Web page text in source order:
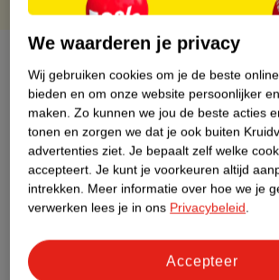
Over dit product
Productinformatie
Etiketinformatie
Nature Impact Score
Impact Score.
Meer informatie
We waarderen je privacy
Wij gebruiken cookies om je de beste
bieden en om onze website persoonlijker
maken. Zo kunnen we jou de beste acties
tonen en zorgen we dat je ook buiten
advertenties ziet. Je bepaalt zelf welke
accepteert. Je kunt je voorkeuren altijd
intrekken. Meer informatie over hoe we je
verwerken lees je in ons Privacybeleid.
Accepteer